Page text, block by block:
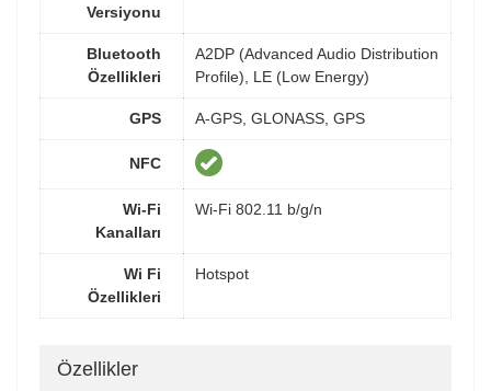
Versiyonu
Bluetooth
Özellikleri
A2DP (Advanced Audio Distribution
Profile), LE (Low Energy)
GPS A-GPS, GLONASS, GPS
NFC
Wi-Fi
Kanalları
Wi-Fi 802.11 b/g/n
Wi Fi
Özellikleri
Hotspot
Özellikler